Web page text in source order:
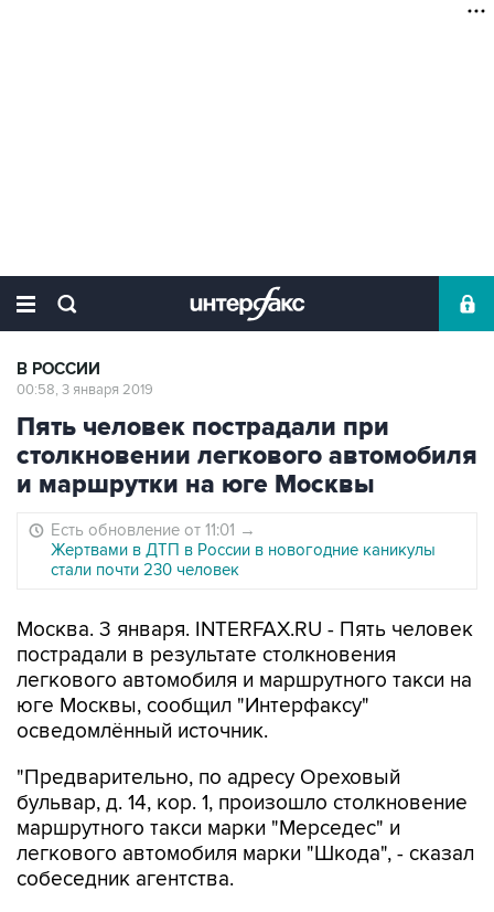
В РОССИИ
00:58, 3 января 2019
Пять человек пострадали при
столкновении легкового автомобиля
и маршрутки на юге Москвы
Есть обновление от 11:01 →
Жертвами в ДТП в России в новогодние каникулы
стали почти 230 человек
Москва. 3 января. INTERFAX.RU - Пять человек
пострадали в результате столкновения
легкового автомобиля и маршрутного такси на
юге Москвы, сообщил "Интерфаксу"
осведомлённый источник.
"Предварительно, по адресу Ореховый
бульвар, д. 14, кор. 1, произошло столкновение
маршрутного такси марки "Мерседес" и
легкового автомобиля марки "Шкода", - сказал
собеседник агентства.